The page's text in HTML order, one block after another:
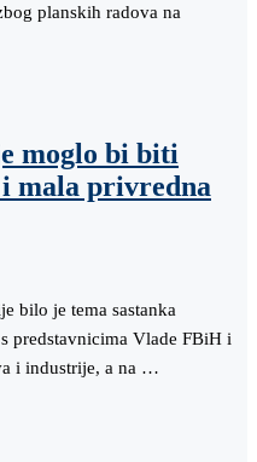
planskih radova na
moglo bi biti
mala privredna
bilo je tema sastanka
predstavnicima Vlade FBiH i
i industrije, a na …